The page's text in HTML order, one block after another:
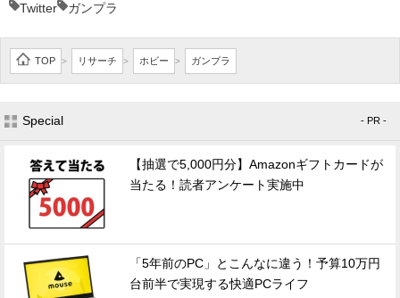
Twitter ガンプラ
TOP > リサーチ > ホビー > ガンプラ
Special - PR -
【抽選で5,000円分】Amazonギフトカードが
当たる！読者アンケート実施中
「5年前のPC」とこんなに違う！予算10万円
台前半で実現する快適PCライフ